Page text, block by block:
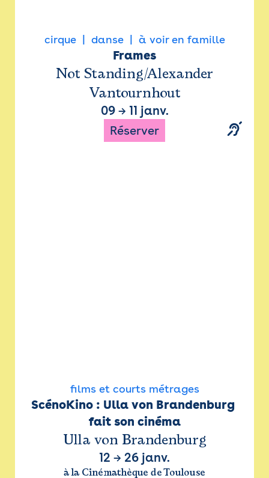
cirque danse à voir en famille
Frames
Not Standing/Alexander
Vantournhout
09→ 11 janv.
Réserver
films et courts métrages
ScénoKino : Ulla von Brandenburg
fait son cinéma
Ulla von Brandenburg
12 → 26 janv.
à la Cinémathèque de Toulouse